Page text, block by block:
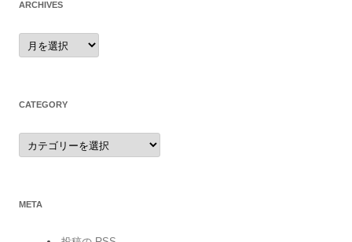
ARCHIVES
archives
CATEGORY
category
META